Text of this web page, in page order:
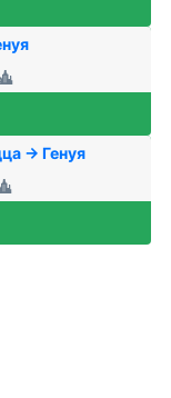
→ Генуя